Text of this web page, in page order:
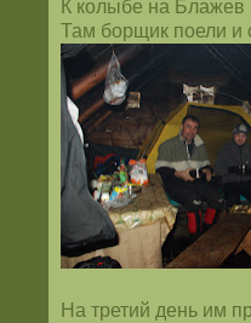
К колыбе на Блажев
Там борщик поели и
На третий день им